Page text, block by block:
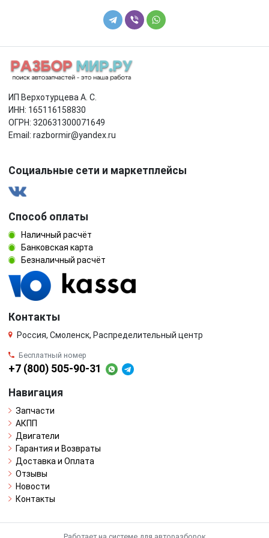
ИП Верхотурцева А. С.
ИНН: 165116158830
ОГРН: 320631300071649
Email: razbormir@yandex.ru
Социальные сети и маркетплейсы
Способ оплаты
Наличный расчёт
Банковская карта
Безналичный расчёт
Контакты
Россия, Смоленск, Распределительный центр
Бесплатный номер
+7 (800) 505-90-31
Навигация
Запчасти
АКПП
Двигатели
Гарантия и Возвраты
Доставка и Оплата
Отзывы
Новости
Контакты